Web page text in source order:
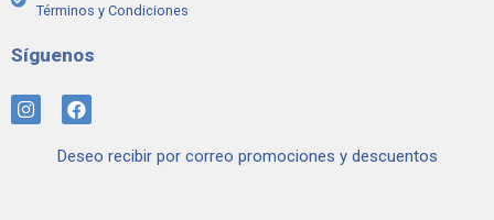
Términos y Condiciones
Síguenos
I
n
F
a
e
Deseo recibir por correo promociones y descuentos